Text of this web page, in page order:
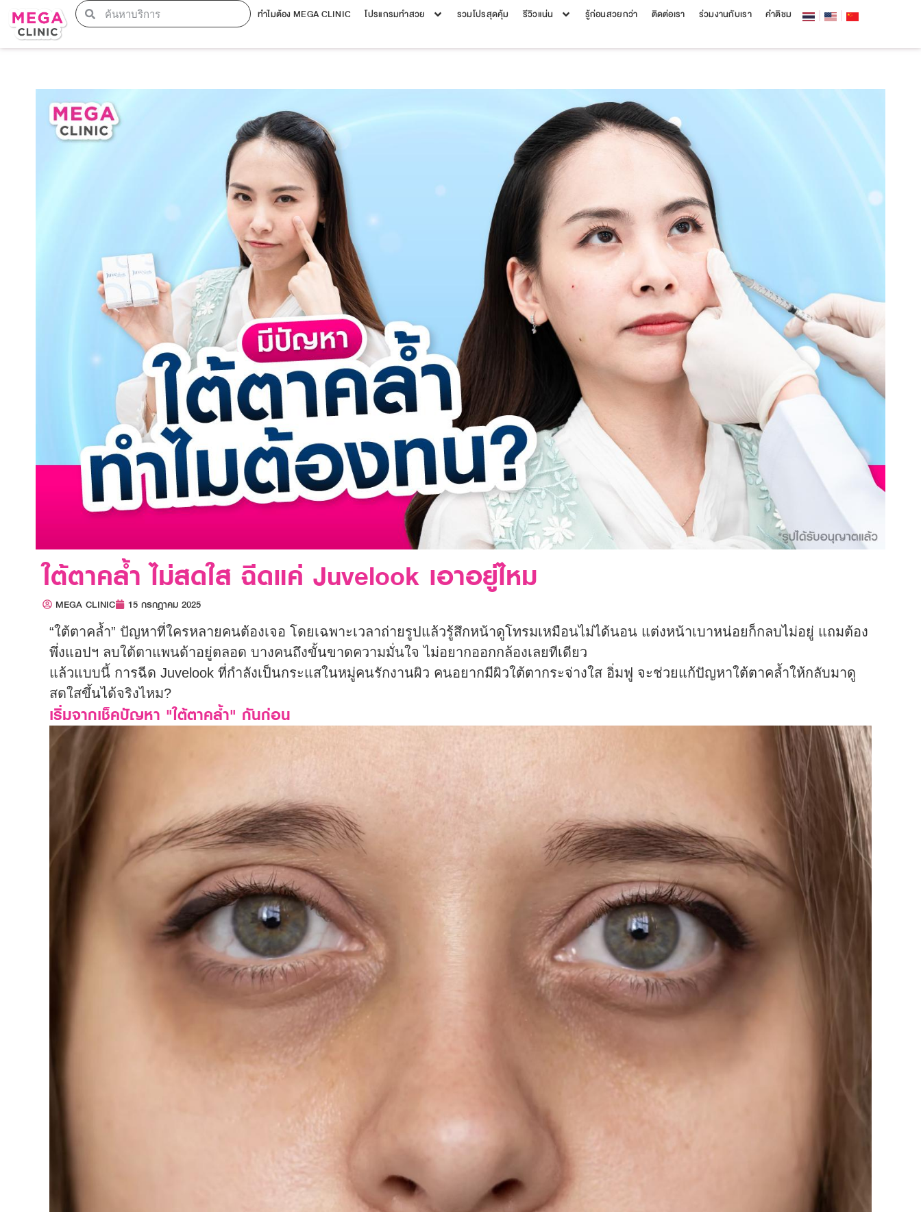
ทำไมต้อง MEGA CLINIC โปรแกรมทำสวย รวมโปรสุดคุ้ม รีวิวแน่น รู้ก่อนสวยกว่า ติดต่อเรา ร่วมงานกับเรา คำติชม
ใต้ตาคล้ำ ไม่สดใส ฉีดแค่ Juvelook เอาอยู่ไหม
MEGA CLINIC 15 กรกฎาคม 2025
“ใต้ตาคล้ำ” ปัญหาที่ใครหลายคนต้องเจอ โดยเฉพาะเวลาถ่ายรูปแล้วรู้สึกหน้าดูโทรมเหมือนไม่ได้นอน แต่งหน้าเบาหน่อยก็กลบไม่อยู่ แถมต้อง
พึ่งแอปฯ ลบใต้ตาแพนด้าอยู่ตลอด บางคนถึงขั้นขาดความมั่นใจ ไม่อยากออกกล้องเลยทีเดียว
แล้วแบบนี้ การฉีด Juvelook ที่กำลังเป็นกระแสในหมู่คนรักงานผิว คนอยากมีผิวใต้ตากระจ่างใส อิ่มฟู จะช่วยแก้ปัญหาใต้ตาคล้ำให้กลับมาดู
สดใสขึ้นได้จริงไหม?
เริ่มจากเช็คปัญหา "ใต้ตาคล้ำ" กันก่อน